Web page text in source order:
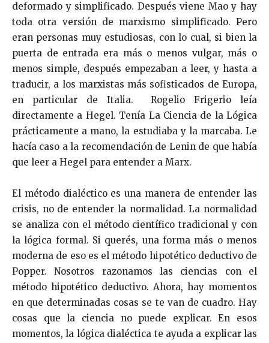
deformado y simplificado. Después viene Mao y hay
toda otra versión de marxismo simplificado. Pero
eran personas muy estudiosas, con lo cual, si bien la
puerta de entrada era más o menos vulgar, más o
menos simple, después empezaban a leer, y hasta a
traducir, a los marxistas más sofisticados de Europa,
en particular de Italia. Rogelio Frigerio leía
directamente a Hegel. Tenía La Ciencia de la Lógica
prácticamente a mano, la estudiaba y la marcaba. Le
hacía caso a la recomendación de Lenin de que había
que leer a Hegel para entender a Marx.
El método dialéctico es una manera de entender las
crisis, no de entender la normalidad. La normalidad
se analiza con el método científico tradicional y con
la lógica formal. Si querés, una forma más o menos
moderna de eso es el método hipotético deductivo de
Popper. Nosotros razonamos las ciencias con el
método hipotético deductivo. Ahora, hay momentos
en que determinadas cosas se te van de cuadro. Hay
cosas que la ciencia no puede explicar. En esos
momentos, la lógica dialéctica te ayuda a explicar las